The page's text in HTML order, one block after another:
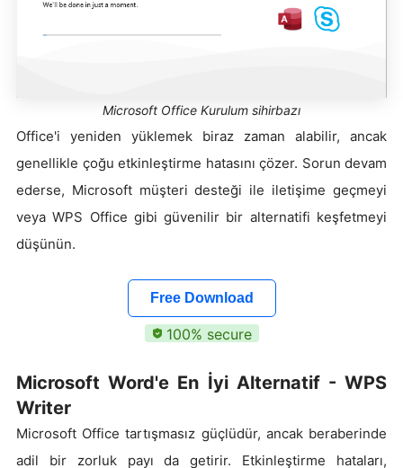
Microsoft Office Kurulum sihirbazı
Office'i yeniden yüklemek biraz zaman alabilir, ancak
genellikle çoğu etkinleştirme hatasını çözer. Sorun devam
ederse, Microsoft müşteri desteği ile iletişime geçmeyi
veya WPS Office gibi güvenilir bir alternatifi keşfetmeyi
düşünün.
Free Download
100% secure
Microsoft Word'e En İyi Alternatif - WPS
Writer
Microsoft Office tartışmasız güçlüdür, ancak beraberinde
adil bir zorluk payı da getirir. Etkinleştirme hataları,